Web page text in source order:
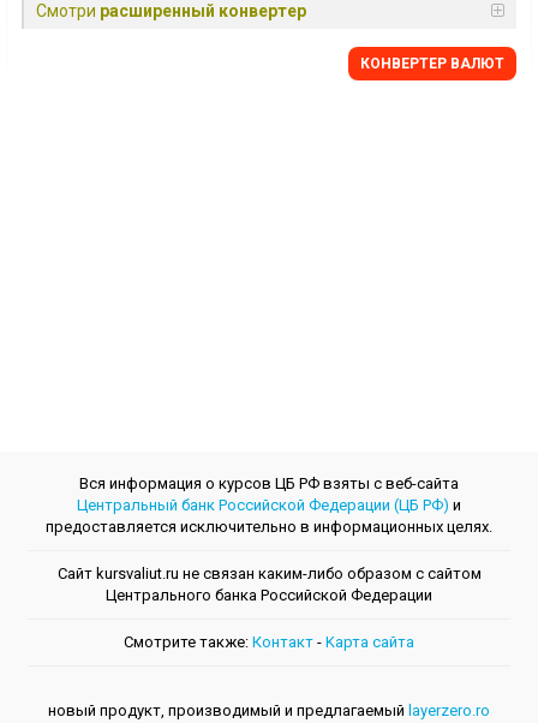
Смотри расширенный конвертер
КОНВЕРТЕР ВАЛЮТ
Вся информация о курсов ЦБ РФ взяты с веб-сайта
Центральный банк Российской Федерации (ЦБ РФ) и
предоставляется исключительно в информационных целях.
Сайт kursvaliut.ru не связан каким-либо образом с сайтом
Центрального банкa Российской Федерации
Смотрите также: Контакт - Kарта сайта
новый продукт, производимый и предлагаемый layerzero.ro